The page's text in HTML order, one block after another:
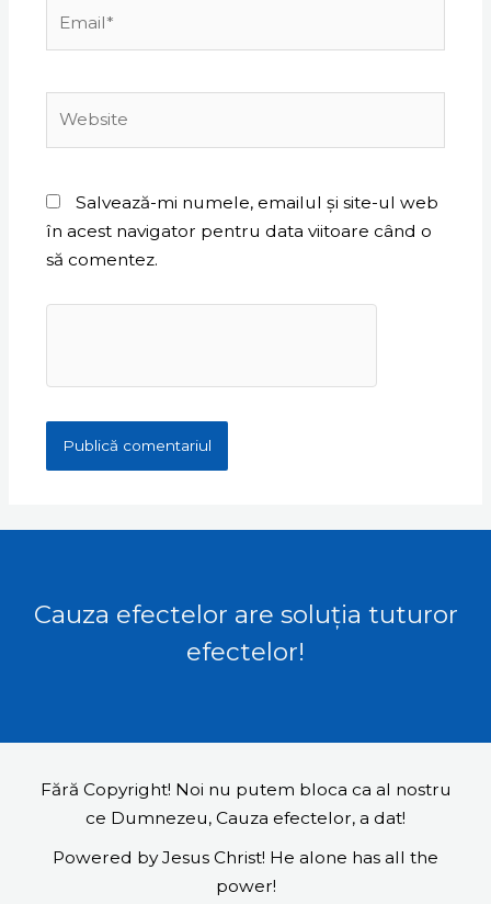
Salvează-mi numele, emailul și site-ul web
în acest navigator pentru data viitoare când o
să comentez.
Cauza efectelor are soluția tuturor
efectelor!
Fără Copyright! Noi nu putem bloca ca al nostru
ce Dumnezeu, Cauza efectelor, a dat!
Powered by Jesus Christ! He alone has all the
power!